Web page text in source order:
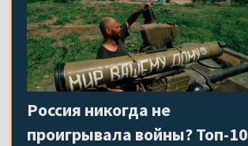
Россия никогда не
проигрывала войны? Топ-10